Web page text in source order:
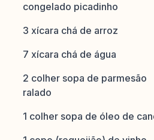
congelado picadinho
3 xícara chá de arroz
7 xícara chá de água
2 colher sopa de parmesão
ralado
1 colher sopa de óleo de